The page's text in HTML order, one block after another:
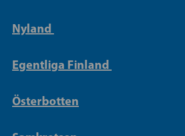
Nyland
Egentliga Finland
Österbotten